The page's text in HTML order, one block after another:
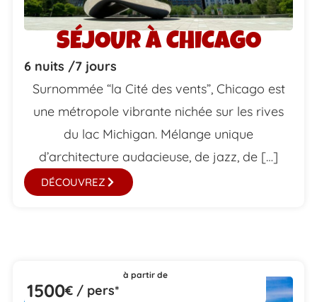
SÉJOUR À CHICAGO
6 nuits /7 jours
Surnommée “la Cité des vents”, Chicago est
une métropole vibrante nichée sur les rives
du lac Michigan. Mélange unique
d’architecture audacieuse, de jazz, de […]
DÉCOUVREZ
à partir de
1500€ / pers*